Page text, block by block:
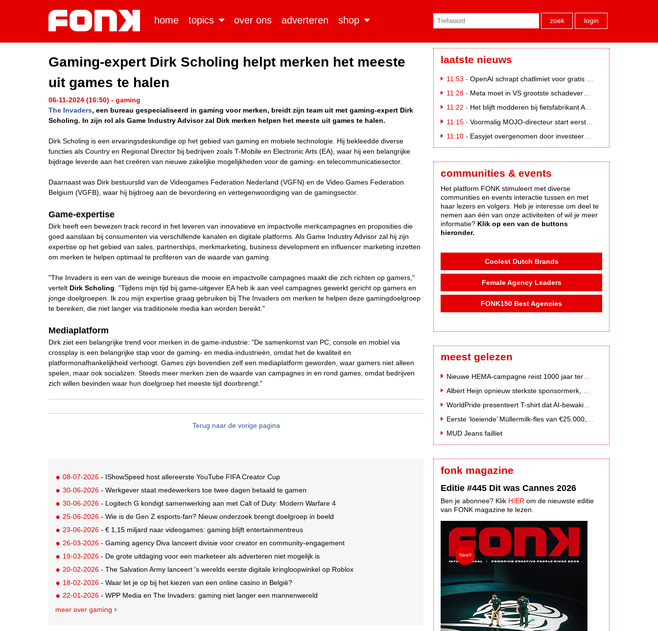
home topics over ons adverteren shop zoek login
Gaming-expert Dirk Scholing helpt merken het meeste
uit games te halen
06-11-2024 (16:50) - gaming
The Invaders, een bureau gespecialiseerd in gaming voor merken, breidt zijn team uit met gaming-expert Dirk
Scholing. In zijn rol als Game Industry Advisor zal Dirk merken helpen het meeste uit games te halen.
Dirk Scholing is een ervaringsdeskundige op het gebied van gaming en mobiele technologie. Hij bekleedde diverse
functies als Country en Regional Director bij bedrijven zoals T-Mobile en Electronic Arts (EA), waar hij een belangrijke
bijdrage leverde aan het creëren van nieuwe zakelijke mogelijkheden voor de gaming- en telecommunicatiesector.
Daarnaast was Dirk bestuurslid van de Videogames Federation Nederland (VGFN) en de Video Games Federation
Belgium (VGFB), waar hij bijdroeg aan de bevordering en vertegenwoordiging van de gamingsector.
Game-expertise
Dirk heeft een bewezen track record in het leveren van innovatieve en impactvolle merkcampagnes en proposities die
goed aanslaan bij consumenten via verschillende kanalen en digitale platforms. Als Game Industry Advisor zal hij zijn
expertise op het gebied van sales, partnerships, merkmarketing, business development en influencer marketing inzetten
om merken te helpen optimaal te profiteren van de waarde van gaming.
"The Invaders is een van de weinige bureaus die mooie en impactvolle campagnes maakt die zich richten op gamers,"
vertelt Dirk Scholing . "Tijdens mijn tijd bij game-uitgever EA heb ik aan veel campagnes gewerkt gericht op gamers en
jonge doelgroepen. Ik zou mijn expertise graag gebruiken bij The Invaders om merken te helpen deze gamingdoelgroep
te bereiken, die niet langer via traditionele media kan worden bereikt."
Mediaplatform
Dirk ziet een belangrijke trend voor merken in de game-industrie: "De samenkomst van PC, console en mobiel via
crossplay is een belangrijke stap voor de gaming- en media-industrieën, omdat het de kwaliteit en
platformonafhankelijkheid verhoogt. Games zijn bovendien zelf een mediaplatform geworden, waar gamers niet alleen
spelen, maar ook socializen. Steeds meer merken zien de waarde van campagnes in en rond games, omdat bedrijven
zich willen bevinden waar hun doelgroep het meeste tijd doorbrengt."
Terug naar de vorige pagina
08-07-2026 - IShowSpeed host allereerste YouTube FIFA Creator Cup
30-06-2026 - Werkgever staat medewerkers toe twee dagen betaald te gamen
30-06-2026 - Logitech G kondigt samenwerking aan met Call of Duty: Modern Warfare 4
25-06-2026 - Wie is de Gen Z esports-fan? Nieuw onderzoek brengt doelgroep in beeld
23-06-2026 - € 1,15 miljard naar videogames: gaming blijft entertainmentreus
26-03-2026 - Gaming agency Diva lanceert divisie voor creator en community-engagement
19-03-2026 - De grote uitdaging voor een marketeer als adverteren niet mogelijk is
20-02-2026 - The Salvation Army lanceert 's werelds eerste digitale kringloopwinkel op Roblox
18-02-2026 - Waar let je op bij het kiezen van een online casino in België?
22-01-2026 - WPP Media en The Invaders: gaming niet langer een mannenwereld
meer over gaming
laatste nieuws
11:53 - OpenAI schrapt chatlimiet voor gratis ChatGPT-gebruikers
11:28 - Meta moet in VS grootste schadevergoeding ooit betalen: 567 miljoen dollar
11:22 - Het blijft modderen bij fietsfabrikant Accell. Krijgt uitstel van betaling
11:15 - Voormalig MOJO-directeur start eerste country radiozender. van Nederland
11:10 - Easyjet overgenomen door investeerder Apollo
communities & events
Het platform FONK stimuleert met diverse
communities en events interactie tussen en met
haar lezers en volgers. Heb je interesse om deel te
nemen aan één van onze activiteiten of wil je meer
informatie? Klik op een van de buttons
hieronder.
Coolest Dutch Brands
Female Agency Leaders
FONK150 Best Agencies
meest gelezen
MUD Jeans failliet
fonk magazine
Editie #445 Dit was Cannes 2026
Ben je abonnee? Klik HIER om de nieuwste editie
van FONK magazine te lezen.